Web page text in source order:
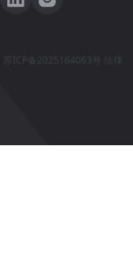
苏ICP备2025164063号 法律